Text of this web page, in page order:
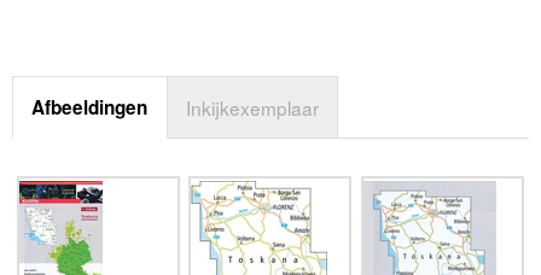
Afbeeldingen Inkijkexemplaar